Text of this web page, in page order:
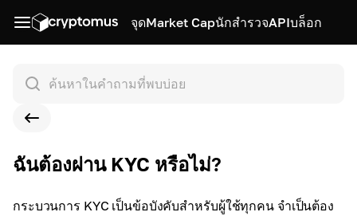
จุดMarket CapนักสำรวจAPIบล็อก
ฉันต้องผ่าน KYC หรือไม่?
กระบวนการ KYC เป็นข้อบังคับสำหรับผู้ใช้ทุกคน จำเป็นต้อง